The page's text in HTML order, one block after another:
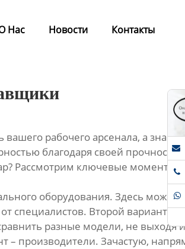
Нас Новости Контакты
рабочего арсенала, а
благодаря своей прочности,
Рассмотрим ключевые моменты.
оборудования. Здесь можно
специалистов. Второй вариант –
разные модели, не выходя
– производители. Зачастую,